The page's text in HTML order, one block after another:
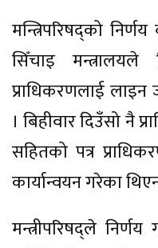
मन्त्रिपरिषद्को
सिँचाइ
प्राधिकरणलाई लाइन
। बिहीवार दिउँसो नै
सहितको पत्र
कार्यान्वयन गरेका
मन्त्रीपरिषद्ले